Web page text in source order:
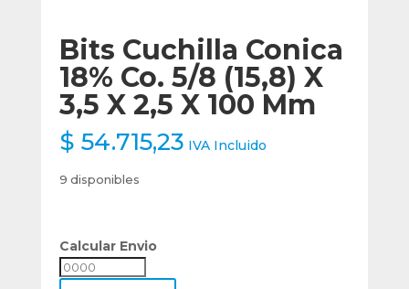
Bits Cuchilla Conica
18% Co. 5/8 (15,8) X
3,5 X 2,5 X 100 Mm
$ 54.715,23 IVA Incluido
9 disponibles
Calcular Envio
Calcular